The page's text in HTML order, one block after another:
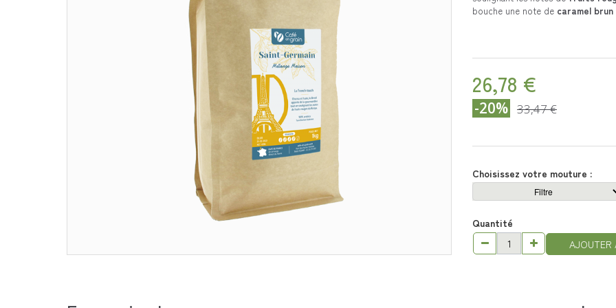
bouche une note de caramel
26,78 €
-20% 33,47 €
Choisissez votre mouture :
Quantité
AJOUTER